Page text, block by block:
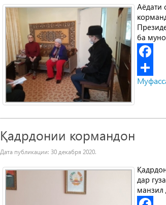
Аёдати
ба
Facebook
Share
Қадрдонии кормандон
Дата публикации: 30 декабря 2020.
дар
манзил